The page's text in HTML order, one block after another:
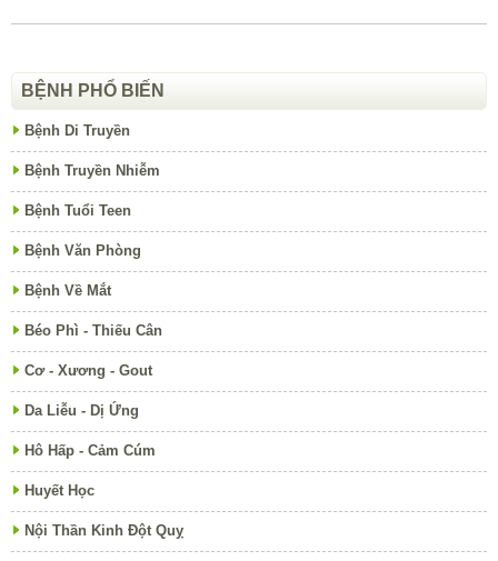
BỆNH PHỔ BIẾN
Bệnh Di Truyền
Bệnh Truyền Nhiễm
Bệnh Tuổi Teen
Bệnh Văn Phòng
Bệnh Về Mắt
Béo Phì - Thiếu Cân
Cơ - Xương - Gout
Da Liễu - Dị Ứng
Hô Hấp - Cảm Cúm
Huyết Học
Nội Thần Kinh Đột Quỵ